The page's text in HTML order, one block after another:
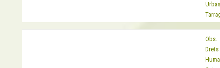
Obs.
Drets